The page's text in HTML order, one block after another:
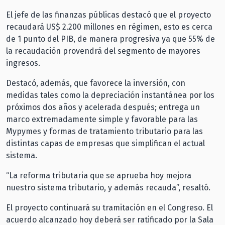
El jefe de las finanzas públicas destacó que el proyecto
recaudará US$ 2.200 millones en régimen, esto es cerca
de 1 punto del PIB, de manera progresiva ya que 55% de
la recaudación provendrá del segmento de mayores
ingresos.
Destacó, además, que favorece la inversión, con
medidas tales como la depreciación instantánea por los
próximos dos años y acelerada después; entrega un
marco extremadamente simple y favorable para las
Mypymes y formas de tratamiento tributario para las
distintas capas de empresas que simplifican el actual
sistema.
“La reforma tributaria que se aprueba hoy mejora
nuestro sistema tributario, y además recauda”, resaltó.
El proyecto continuará su tramitación en el Congreso. El
acuerdo alcanzado hoy deberá ser ratificado por la Sala